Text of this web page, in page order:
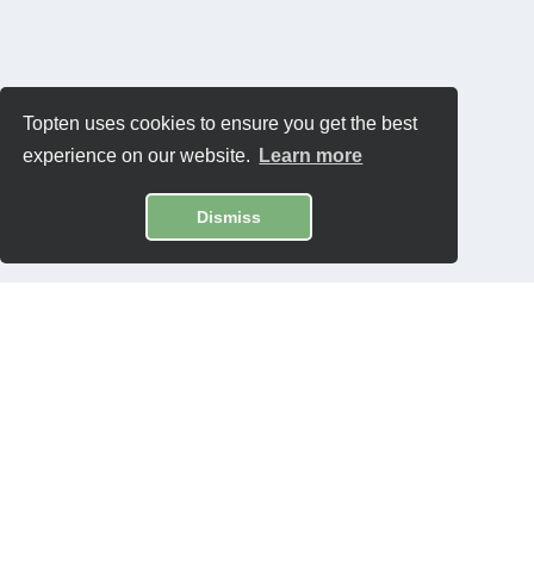
Topten uses cookies to ensure you get the best
experience on our website.
Learn more
Dismiss